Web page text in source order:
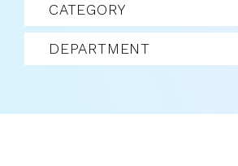
CATEGORY
DEPARTMENT